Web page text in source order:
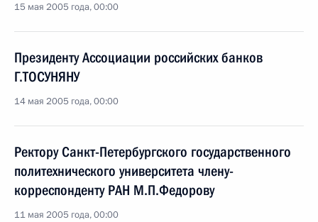
15 мая 2005 года, 00:00
Президенту Ассоциации российских банков
Г.ТОСУНЯНУ
14 мая 2005 года, 00:00
Ректору Санкт-Петербургского государственного
политехнического университета члену-
корреспонденту РАН М.П.Федорову
11 мая 2005 года, 00:00